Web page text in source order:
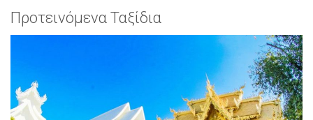
Προτεινόμενα Ταξίδια